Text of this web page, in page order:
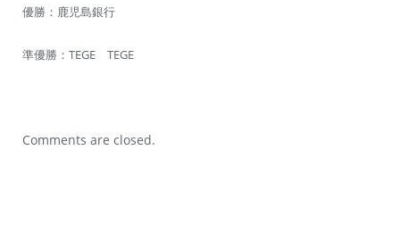
優勝：鹿児島銀行
準優勝：TEGE TEGE
Comments are closed.